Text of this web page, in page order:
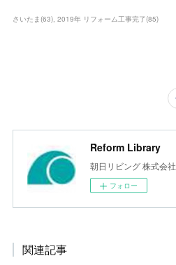
さいたま(63) 2019年 リフォーム工事完了(85)
Reform Library
朝日リビング 株式会社
フォロー
関連記事